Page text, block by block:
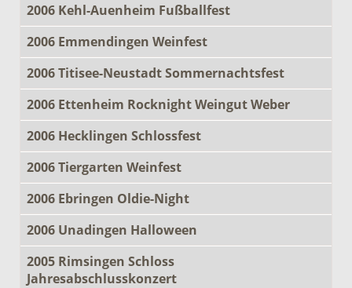
2006 Kehl-Auenheim Fußballfest
2006 Emmendingen Weinfest
2006 Titisee-Neustadt Sommernachtsfest
2006 Ettenheim Rocknight Weingut Weber
2006 Hecklingen Schlossfest
2006 Tiergarten Weinfest
2006 Ebringen Oldie-Night
2006 Unadingen Halloween
2005 Rimsingen Schloss
Jahresabschlusskonzert